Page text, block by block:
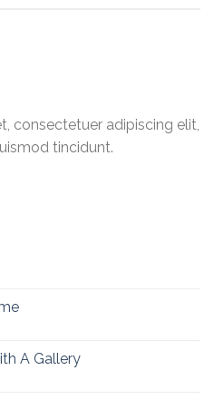
consectetuer adipiscing elit,
tincidunt.
A Gallery